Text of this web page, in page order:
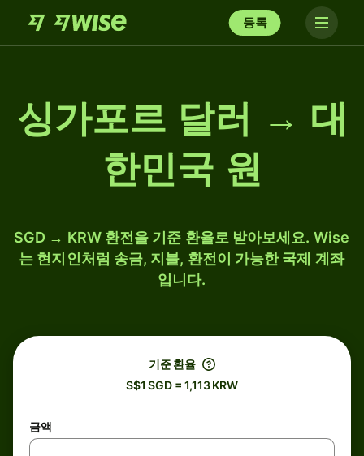
등록
싱가포르 달러 → 대
한민국 원
SGD → KRW 환전을 기준 환율로 받아보세요. Wise
는 현지인처럼 송금, 지불, 환전이 가능한 국제 계좌
입니다.
기준 환율
S$1 SGD = 1,113 KRW
금액